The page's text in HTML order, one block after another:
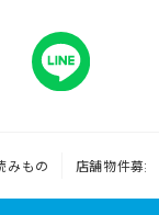
みもの 店舗物件募集